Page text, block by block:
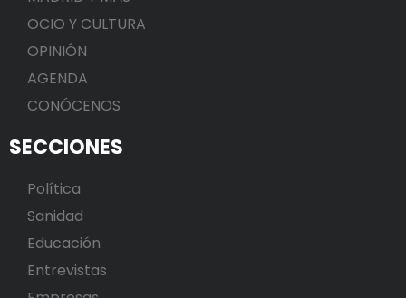
OCIO Y CULTURA
OPINIÓN
AGENDA
CONÓCENOS
SECCIONES
Política
Sanidad
Educación
Entrevistas